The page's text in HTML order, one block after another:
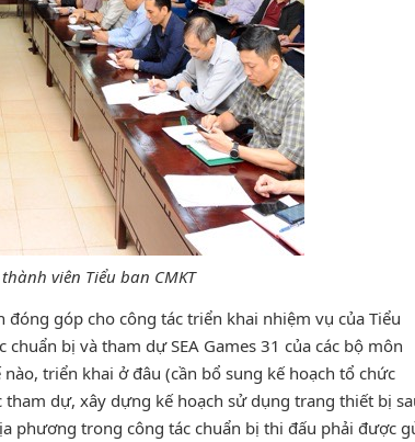
viên Tiểu ban CMKT
góp cho công tác triển khai nhiệm vụ của Tiểu
bị và tham dự SEA Games 31 của các bộ môn
triển khai ở đâu (cần bổ sung kế hoạch tổ chức
dự, xây dựng kế hoạch sử dụng trang thiết bị
phương trong công tác chuẩn bị thi đấu phải được